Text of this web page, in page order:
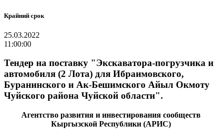
Крайний срок
25.03.2022
11:00:00
Тендер на поставку "Экскаватора-погрузчика и
автомобиля (2 Лота) для Ибраимовского,
Буранинского и Ак-Бешимского Айыл Окмоту
Чуйского района Чуйской области".
Агентство развития и инвестирования сообществ
Кыргызской Республики (АРИС)